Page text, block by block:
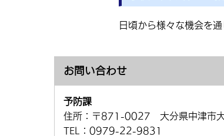
日頃から様々な機会を
お問い合わせ
予防課
住所： 〒871-0027 大分県中津市
TEL： 0979-22-9831